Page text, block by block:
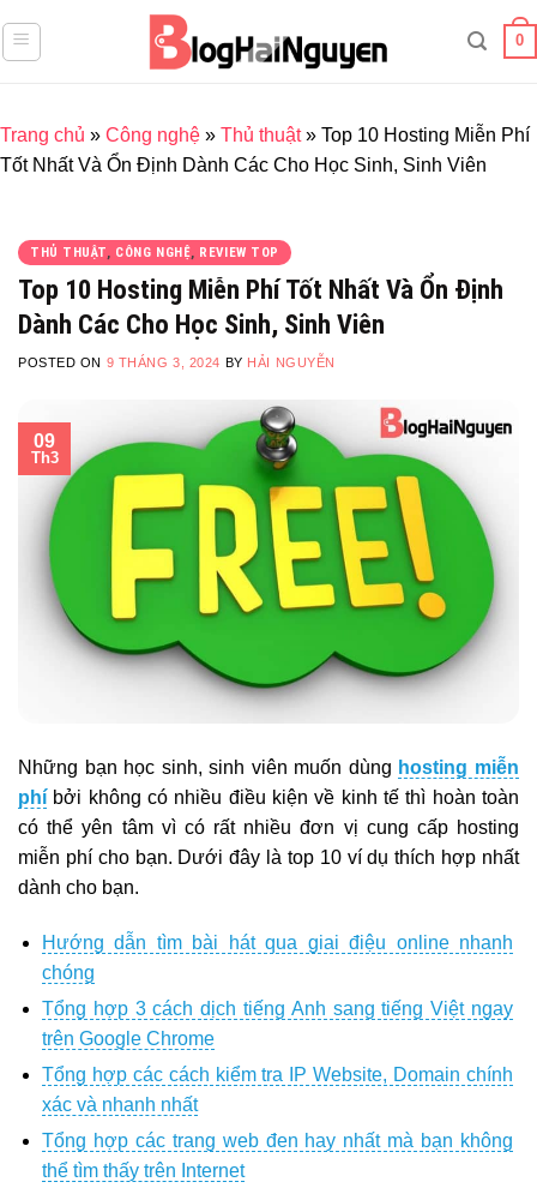
to
0
Trang chủ » Công nghệ » Thủ thuật» Top 10 Hosting Miễn Phí
Tốt Nhất Và Ổn Định Dành Các Cho Học Sinh, Sinh Viên
THỦ THUẬT, CÔNG NGHỆ, REVIEW TOP
Top 10 Hosting Miễn Phí Tốt Nhất Và Ổn Định
Dành Các Cho Học Sinh, Sinh Viên
POSTED ON 9 THÁNG 3, 2024 BY HẢI NGUYỄN
09
Th3
Những bạn học sinh, sinh viên muốn dùng hosting miễn
phí bởi không có nhiều điều kiện về kinh tế thì hoàn toàn
có thể yên tâm vì có rất nhiều đơn vị cung cấp hosting
miễn phí cho bạn. Dưới đây là top 10 ví dụ thích hợp nhất
dành cho bạn.
Hướng dẫn tìm bài hát qua giai điệu online nhanh
chóng
Tổng hợp 3 cách dịch tiếng Anh sang tiếng Việt ngay
trên Google Chrome
Tổng hợp các cách kiểm tra IP Website, Domain chính
xác và nhanh nhất
Tổng hợp các trang web đen hay nhất mà bạn không
thể tìm thấy trên Internet